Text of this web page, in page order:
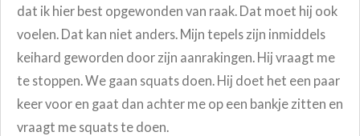
dat ik hier best opgewonden van raak. Dat moet hij ook
voelen. Dat kan niet anders. Mijn tepels zijn inmiddels
keihard geworden door zijn aanrakingen. Hij vraagt me
te stoppen. We gaan squats doen. Hij doet het een paar
keer voor en gaat dan achter me op een bankje zitten en
vraagt me squats te doen.